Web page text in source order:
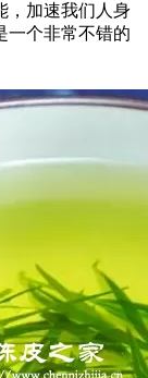
，加速我们人身
一个非常不错的